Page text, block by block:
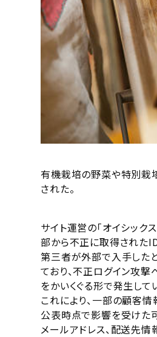
有機栽培の野菜や特別栽
された。
サイト運営の「オイシック
部から不正に取得された
第三者が外部で入手した
ており、不正ログイン攻撃
をかいくぐる形で発生して
これにより、一部の顧客
公表時点で影響を受けた
メールアドレス、配送先情